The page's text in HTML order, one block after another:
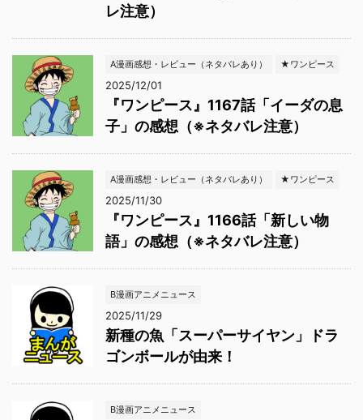
レ注意）
A漫画感想・レビュー（ネタバレあり） ★ワンピース
2025/12/01
『ワンピース』1167話「イーダの息
子」の感想（※ネタバレ注意）
A漫画感想・レビュー（ネタバレあり） ★ワンピース
2025/11/30
『ワンピース』1166話「新しい物
語」の感想（※ネタバレ注意）
B漫画アニメニュース
2025/11/29
新種の魚「スーパーサイヤン」ドラ
ゴンボールが由来！
B漫画アニメニュース